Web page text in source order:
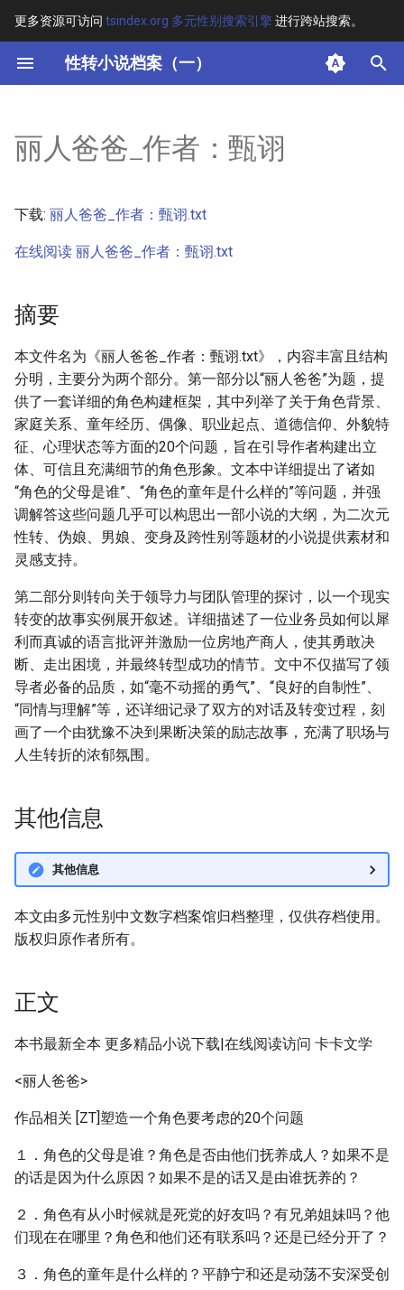
更多资源可访问 tsindex.org 多元性别搜索引擎进行跨站搜索。
性转小说档案（一）
键
开
搜
索
其他信息
正文
丽人爸爸_作者：甄诩
下载: 丽人爸爸_作者：甄诩.txt
在线阅读 丽人爸爸_作者：甄诩.txt
摘要
本文件名为《丽人爸爸_作者：甄诩.txt》，内容丰富且结构
分明，主要分为两个部分。第一部分以“丽人爸爸”为题，提
供了一套详细的角色构建框架，其中列举了关于角色背景、
家庭关系、童年经历、偶像、职业起点、道德信仰、外貌特
征、心理状态等方面的20个问题，旨在引导作者构建出立
体、可信且充满细节的角色形象。文本中详细提出了诸如
“角色的父母是谁”、“角色的童年是什么样的”等问题，并强
调解答这些问题几乎可以构思出一部小说的大纲，为二次元
性转、伪娘、男娘、变身及跨性别等题材的小说提供素材和
灵感支持。
第二部分则转向关于领导力与团队管理的探讨，以一个现实
转变的故事实例展开叙述。详细描述了一位业务员如何以犀
利而真诚的语言批评并激励一位房地产商人，使其勇敢决
断、走出困境，并最终转型成功的情节。文中不仅描写了领
导者必备的品质，如“毫不动摇的勇气”、“良好的自制性”、
“同情与理解”等，还详细记录了双方的对话及转变过程，刻
画了一个由犹豫不决到果断决策的励志故事，充满了职场与
人生转折的浓郁氛围。
其他信息
其他信息
本文由多元性别中文数字档案馆归档整理，仅供存档使用。
版权归原作者所有。
正文
本书最新全本 更多精品小说下载|在线阅读访问 卡卡文学
<丽人爸爸>
作品相关 [ZT]塑造一个角色要考虑的20个问题
１．角色的父母是谁？角色是否由他们抚养成人？如果不是
的话是因为什么原因？如果不是的话又是由谁抚养的？
２．角色有从小时候就是死党的好友吗？有兄弟姐妹吗？他
们现在在哪里？角色和他们还有联系吗？还是已经分开了？
３．角色的童年是什么样的？平静宁和还是动荡不安深受创